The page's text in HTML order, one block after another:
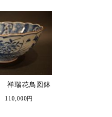
祥瑞花鳥図鉢
110,000円